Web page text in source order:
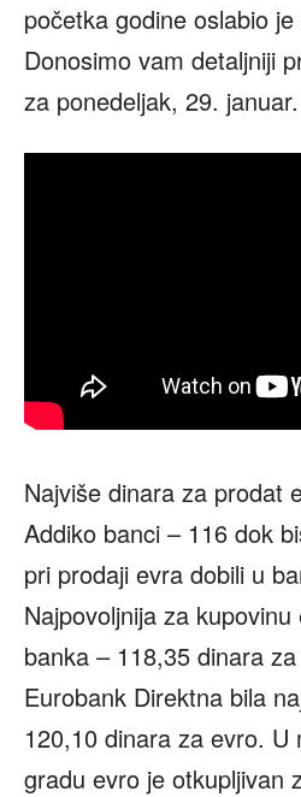
početka godine oslabio
Donosimo vam detaljniji
za ponedeljak, 29. januar.
Najviše dinara za prodat
Addiko banci – 116 dok
pri prodaji evra dobili u
Najpovoljnija za
banka – 118,35 dinara
Eurobank Direktna bila
120,10 dinara za evro. U
gradu evro je otkupljivan